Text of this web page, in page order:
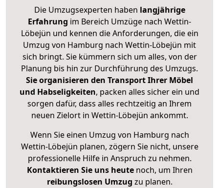
Die Umzugsexperten haben langjährige
Erfahrung im Bereich Umzüge nach Wettin-
Löbejün und kennen die Anforderungen, die ein
Umzug von Hamburg nach Wettin-Löbejün mit
sich bringt. Sie kümmern sich um alles, von der
Planung bis hin zur Durchführung des Umzugs.
Sie organisieren den Transport Ihrer Möbel
und Habseligkeiten, packen alles sicher ein und
sorgen dafür, dass alles rechtzeitig an Ihrem
neuen Zielort in Wettin-Löbejün ankommt.
Wenn Sie einen Umzug von Hamburg nach
Wettin-Löbejün planen, zögern Sie nicht, unsere
professionelle Hilfe in Anspruch zu nehmen.
Kontaktieren Sie uns heutenoch, um Ihren
reibungslosen Umzug zu planen.